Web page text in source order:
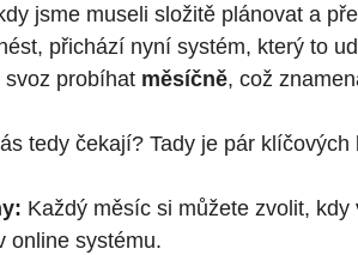
jsme museli složitě plánovat a
přichází nyní systém, který to
probíhat měsíčně, což
tedy čekají? Tady je pár klíčových
Každý měsíc si můžete zvolit,
online systému.